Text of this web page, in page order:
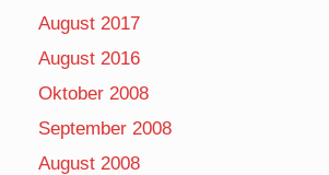
August 2017
August 2016
Oktober 2008
September 2008
August 2008